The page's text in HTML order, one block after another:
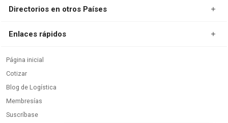
Directorios en otros Países
Enlaces rápidos
Página inicial
Cotizar
Blog de Logística
Membresías
Suscríbase